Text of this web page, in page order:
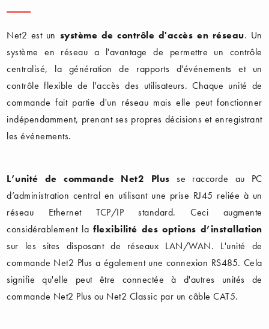
Net2 est un système de contrôle d'accès en réseau. Un
système en réseau a l'avantage de permettre un contrôle
centralisé, la génération de rapports d'événements et un
contrôle flexible de l'accès des utilisateurs. Chaque unité de
commande fait partie d'un réseau mais elle peut fonctionner
indépendamment, prenant ses propres décisions et enregistrant
les événements.
L’unité de commande Net2 Plus se raccorde au PC
d’administration central en utilisant une prise RJ45 reliée à un
réseau Ethernet TCP/IP standard. Ceci augmente
considérablement laflexibilité des options d’installation
sur les sites disposant de réseaux LAN/WAN. L'unité de
commande Net2 Plus a également une connexion RS485. Cela
signifie qu'elle peut être connectée à d'autres unités de
commande Net2 Plus ou Net2 Classic par un câble CAT5.